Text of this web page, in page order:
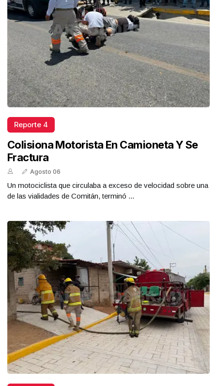
Reporte 4
Colisiona Motorista En Camioneta Y Se
Fractura
Agosto 06
Un motociclista que circulaba a exceso de velocidad sobre una
de las vialidades de Comitán, terminó ...